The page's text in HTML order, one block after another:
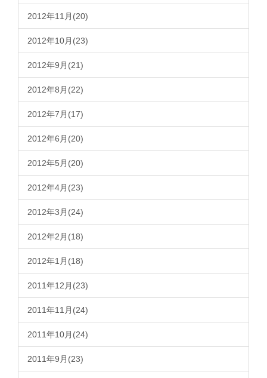
2012年11月(20)
2012年10月(23)
2012年9月(21)
2012年8月(22)
2012年7月(17)
2012年6月(20)
2012年5月(20)
2012年4月(23)
2012年3月(24)
2012年2月(18)
2012年1月(18)
2011年12月(23)
2011年11月(24)
2011年10月(24)
2011年9月(23)